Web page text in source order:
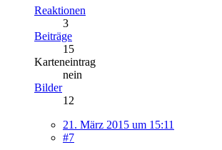
Reaktionen
3
Beiträge
15
Karteneintrag
nein
Bilder
12
21. März 2015 um 15:11
#7